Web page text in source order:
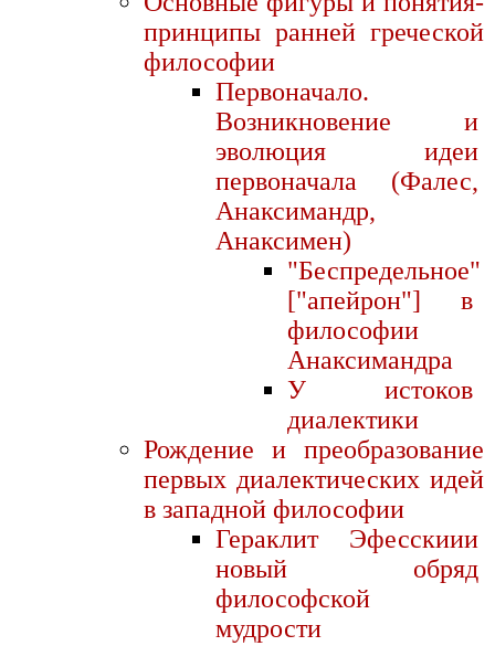
принципы ранней греческой
философии
Первоначало.
Возникновение и
эволюция идеи
первоначала (Фалес,
Анаксимандр,
Анаксимен)
"Беспредельное"
["апейрон"] в
философии
Анаксимандра
У истоков
диалектики
Рождение и преобразование
первых диалектических идей
в западной философии
Гераклит Эфесскиии
новый обряд
философской
мудрости